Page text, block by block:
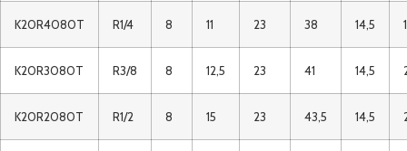
K20R4080T R1/4 8 11 23 38 14,5
K20R3080T R3/8 8 12,5 23 41 14,5
K20R2080T R1/2 8 15 23 43,5 14,5